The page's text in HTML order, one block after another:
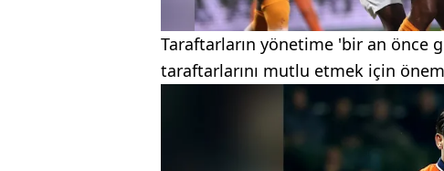
Taraftarların yönetime 'bir an önce
taraftarlarını mutlu etmek için